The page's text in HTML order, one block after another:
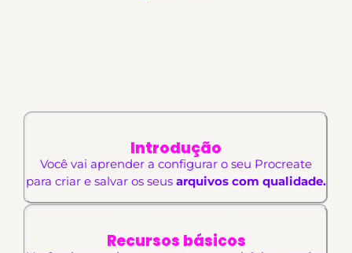
Introdução
Você vai aprender a configurar o seu Procreate
para criar e salvar os seus arquivos com qualidade.
Recursos básicos